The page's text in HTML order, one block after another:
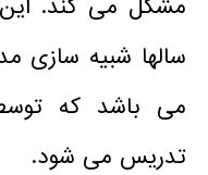
سالها شبیه سازی
می باشد که
تدریس می شود.